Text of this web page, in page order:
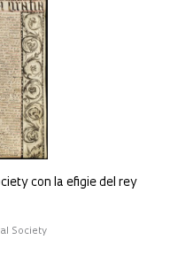
con la efigie del rey
Society